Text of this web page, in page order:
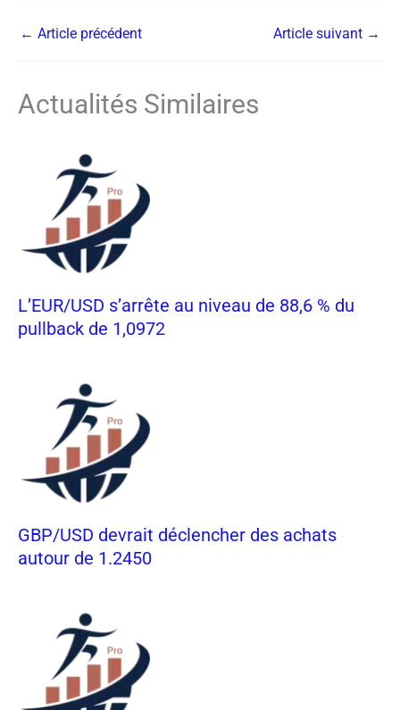
← Article précédent Article suivant →
Actualités Similaires
L’EUR/USD s’arrête au niveau de 88,6 % du
pullback de 1,0972
GBP/USD devrait déclencher des achats
autour de 1.2450